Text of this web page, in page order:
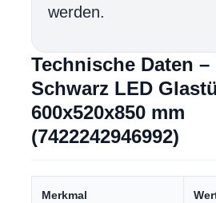
werden.
Technische Daten
Schwarz LED
600x520x850 mm
(7422242946992)
Merkmal